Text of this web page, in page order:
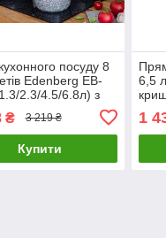
посуду 8
Edenberg EB-
2.3/4.5/6.8л) з
₴ 3 219 ₴
Купити
6,5
1